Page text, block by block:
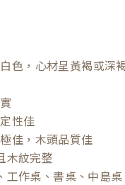
色，心材呈黃褐或深
性佳
佳，木頭品質佳
木紋完整
作桌、書桌、中島